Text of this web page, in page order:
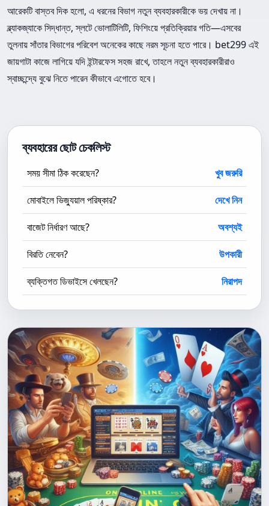
আরেকটি বাস্তব দিক হলো, এ ধরনের বিভাগ নতুন ব্যবহারকারীকে ভয় দেখায় না।
ব্ল্যাকজ্যাকে সিদ্ধান্ত, স্লটে ভোলাটিলিটি, ফিশিংয়ে প্রতিক্রিয়ার গতি—এসবের
তুলনায় সাঁতার বিভাগের পরিবেশ অনেকের কাছে নরম সূচনা হতে পারে। bet299 এই
জায়গাটা কাজে লাগিয়ে যদি ইন্টারফেস সহজ রাখে, তাহলে নতুন ব্যবহারকারীরাও
স্বাচ্ছন্দ্যে বুঝে নিতে পারেন কীভাবে এগোতে হবে।
ব্যবহারের ছোট চেকলিস্ট
সময় সীমা ঠিক করেছেন? খুব জরুরি
মোবাইলে ভিজ্যুয়াল পরিষ্কার? দেখে নিন
বাজেট নির্ধারণ আছে? অবশ্যই
বিরতি নেবেন? উপকারী
ব্যক্তিগত ডিভাইসে খেলছেন? নিরাপদ